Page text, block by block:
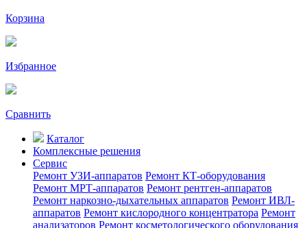
Корзина
Избранное
Сравнить
Каталог
Комплексные решения
Сервис
Ремонт УЗИ-аппаратов Ремонт КТ-оборудования
Ремонт МРТ-аппаратов Ремонт рентген-аппаратов
Ремонт наркозно-дыхательных аппаратов Ремонт ИВЛ-
аппаратов Ремонт кислородного концентратора Ремонт
анализаторов Ремонт косметологического оборудования